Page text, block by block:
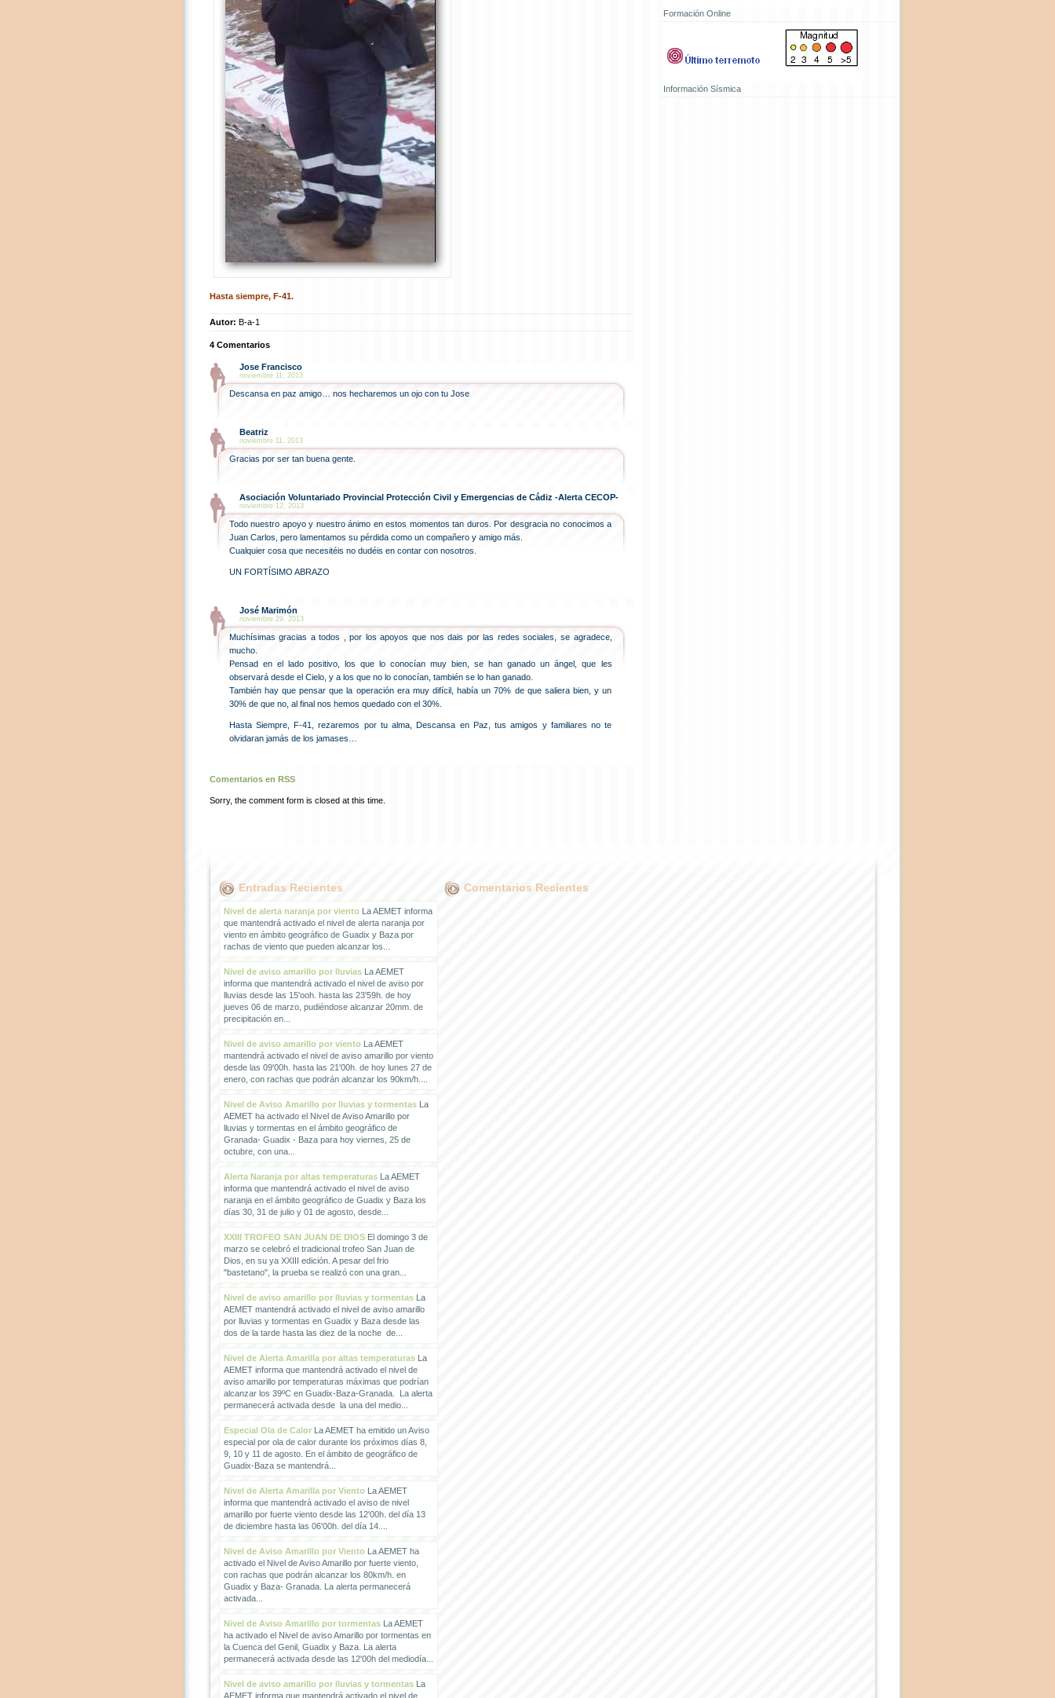
Hasta siempre, F-41.
Autor: B-a-1
4 Comentarios
Jose Francisco
noviembre 11, 2013
Descansa en paz amigo… nos hecharemos un ojo con tu Jose
Beatriz
noviembre 11, 2013
Gracias por ser tan buena gente.
Asociación Voluntariado Provincial Protección Civil y Emergencias de Cádiz -Alerta CECOP-
noviembre 12, 2013
Todo nuestro apoyo y nuestro ánimo en estos momentos tan duros. Por desgracia no conocimos a
Juan Carlos, pero lamentamos su pérdida como un compañero y amigo más.
Cualquier cosa que necesitéis no dudéis en contar con nosotros.
UN FORTÍSIMO ABRAZO
José Marimón
noviembre 29, 2013
Muchísimas gracias a todos , por los apoyos que nos dais por las redes sociales, se agradece,
mucho.
Pensad en el lado positivo, los que lo conocían muy bien, se han ganado un ángel, que les
observará desde el Cielo, y a los que no lo conocían, también se lo han ganado.
También hay que pensar que la operación era muy difícil, había un 70% de que saliera bien, y un
30% de que no, al final nos hemos quedado con el 30%.
Hasta Siempre, F-41, rezaremos por tu alma, Descansa en Paz, tus amigos y familiares no te
olvidaran jamás de los jamases…
Comentarios en RSS
Sorry, the comment form is closed at this time.
Formación Online
Información Sísmica
Entradas Recientes
Nivel de alerta naranja por vientoLa AEMET informa
que mantendrá activado el nivel de alerta naranja por
viento en ámbito geográfico de Guadix y Baza por
rachas de viento que pueden alcanzar los...
Nivel de aviso amarillo por lluviasLa AEMET
informa que mantendrá activado el nivel de aviso por
lluvias desde las 15'ooh. hasta las 23'59h. de hoy
jueves 06 de marzo, pudiéndose alcanzar 20mm. de
precipitación en...
Nivel de aviso amarillo por vientoLa AEMET
mantendrá activado el nivel de aviso amarillo por viento
desde las 09'00h. hasta las 21'00h. de hoy lunes 27 de
enero, con rachas que podrán alcanzar los 90km/h....
Nivel de Aviso Amarillo por lluvias y tormentasLa
AEMET ha activado el Nivel de Aviso Amarillo por
lluvias y tormentas en el ámbito geográfico de
Granada- Guadix - Baza para hoy viernes, 25 de
octubre, con una...
Alerta Naranja por altas temperaturasLa AEMET
informa que mantendrá activado el nivel de aviso
naranja en el ámbito geográfico de Guadix y Baza los
días 30, 31 de julio y 01 de agosto, desde...
XXIII TROFEO SAN JUAN DE DIOSEl domingo 3 de
marzo se celebró el tradicional trofeo San Juan de
Dios, en su ya XXIII edición. A pesar del frio
"bastetano", la prueba se realizó con una gran...
Nivel de aviso amarillo por lluvias y tormentasLa
AEMET mantendrá activado el nivel de aviso amarillo
por lluvias y tormentas en Guadix y Baza desde las
dos de la tarde hasta las diez de la noche de...
Nivel de Alerta Amarilla por altas temperaturasLa
AEMET informa que mantendrá activado el nivel de
aviso amarillo por temperaturas máximas que podrían
alcanzar los 39ºC en Guadix-Baza-Granada. La alerta
permanecerá activada desde la una del medio...
Especial Ola de CalorLa AEMET ha emitido un Aviso
especial por ola de calor durante los próximos días 8,
9, 10 y 11 de agosto. En el ámbito de geográfico de
Guadix-Baza se mantendrá...
Nivel de Alerta Amarilla por VientoLa AEMET
informa que mantendrá activado el aviso de nivel
amarillo por fuerte viento desde las 12'00h. del día 13
de diciembre hasta las 06'00h. del día 14....
Nivel de Aviso Amarillo por VientoLa AEMET ha
activado el Nivel de Aviso Amarillo por fuerte viento,
con rachas que podrán alcanzar los 80km/h. en
Guadix y Baza- Granada. La alerta permanecerá
activada...
Nivel de Aviso Amarillo por tormentasLa AEMET
ha activado el Nivel de aviso Amarillo por tormentas en
la Cuenca del Genil, Guadix y Baza. La alerta
permanecerá activada desde las 12'00h del mediodía...
Nivel de aviso amarillo por lluvias y tormentasLa
AEMET informa que mantendrá activado el nivel de
Comentarios Recientes